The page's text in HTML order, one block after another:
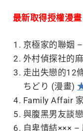
最新取得授權漫
京極家的聯姻
外村偵探社的
走出失戀的12
ちどり (漫畫)
Family Affair
與腹黑男友談
自卑情結×××